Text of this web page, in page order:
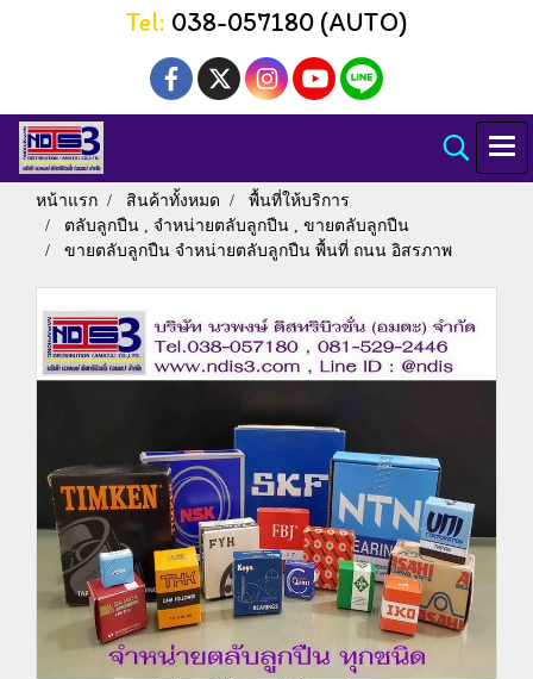
Tel: 038-057180 (AUTO)
หน้าแรก สินค้าทั้งหมด
พื้นที่ให้บริการ
ตลับลูกปืน , จำหน่ายตลับลูกปืน , ขายตลับลูกปืน
ขายตลับลูกปืน จำหน่ายตลับลูกปืน พื้นที่ ถนน อิสรภาพ